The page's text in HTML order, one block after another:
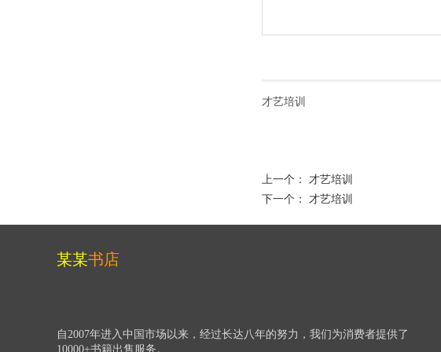
才艺培训
上一个： 才艺培训
下一个： 才艺培训
某某书店
自2007年进入中国市场以来，经过长达八年的努力，我们为消费者提供了
10000+书籍出售服务。